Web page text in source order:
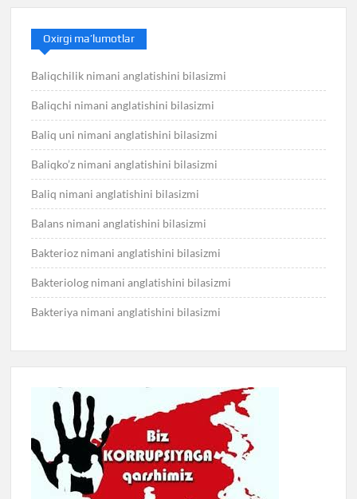
Oxirgi ma’lumotlar
Baliqchilik nimani anglatishini bilasizmi
Baliqchi nimani anglatishini bilasizmi
Baliq uni nimani anglatishini bilasizmi
Baliqko’z nimani anglatishini bilasizmi
Baliq nimani anglatishini bilasizmi
Balans nimani anglatishini bilasizmi
Bakterioz nimani anglatishini bilasizmi
Bakteriolog nimani anglatishini bilasizmi
Bakteriya nimani anglatishini bilasizmi